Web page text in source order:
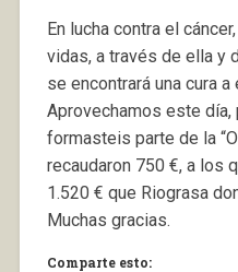
En lucha contra el
vidas, a través de ella y
se encontrará una cura
Aprovechamos este día,
formasteis parte de la
recaudaron 750 €, a los
1.520 € que Riograsa
Muchas gracias.
Comparte esto: